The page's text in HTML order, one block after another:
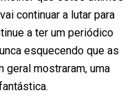
continuar a lutar para
a ter um periódico
esquecendo que as
mostraram, uma